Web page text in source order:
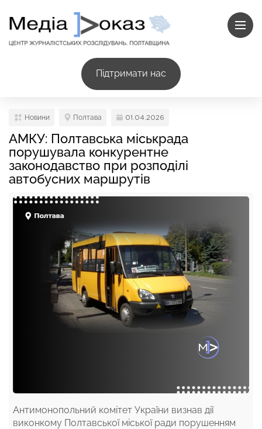
Підтримати нас
Новини Полтава 01.04.2026
АМКУ: Полтавська міськрада
порушувала конкурентне
законодавство при розподілі
автобусних маршрутів
Антимонопольний комітет України визнав дії
виконкому Полтавської міської ради порушенням